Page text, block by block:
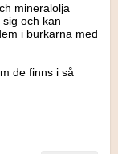
mineralolja
och kan
i burkarna med
de finns i så